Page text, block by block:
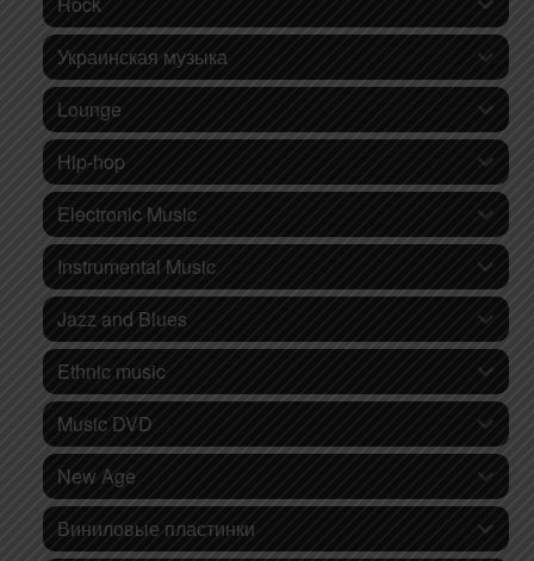
Украинская музыка
Lounge
Hip-hop
Electronic Music
Instrumental Music
Jazz and Blues
Ethnic music
Music DVD
New Age
Виниловые пластинки